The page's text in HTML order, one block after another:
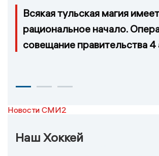
Всякая тульская магия имеет
рациональное начало.
совещание правительства 4
Новости СМИ2
Наш Хоккей